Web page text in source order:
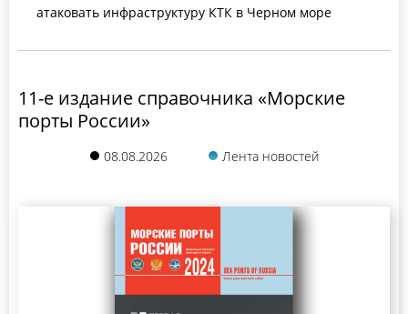
атаковать инфраструктуру КТК в Черном море
11-е издание справочника «Морские
порты России»
08.08.2026 Лента новостей